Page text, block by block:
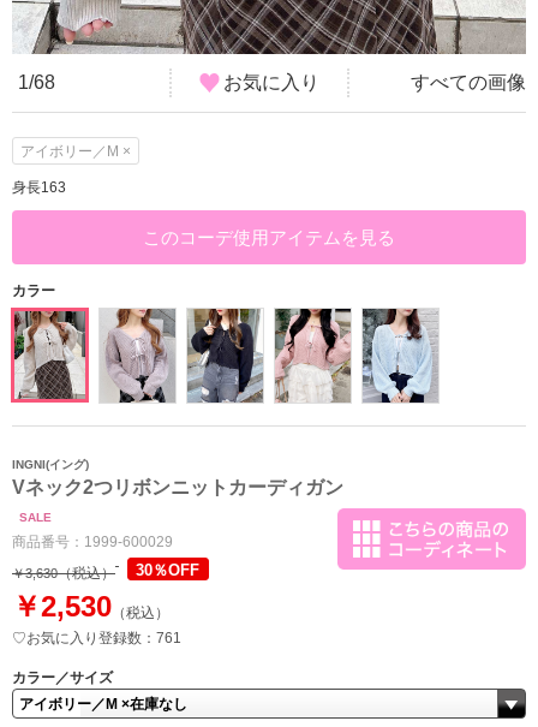
1/68 お気に入り すべての画像
アイボリー／M ×
身長163
このコーデ使用アイテムを見る
カラー
INGNI(イング)
Vネック2つリボンニットカーディガン
SALE
商品番号： 1999-600029
￥3,630（税込） 30％OFF
￥2,530 （税込）
♡お気に入り登録数：761
カラー／サイズ